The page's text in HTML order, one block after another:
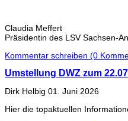
Claudia Meffert
Präsidentin des LSV Sachsen-
Kommentar schreiben (0
Umstellung DWZ zum
Dirk Helbig 01. Juni 2026
Hier die topaktuellen